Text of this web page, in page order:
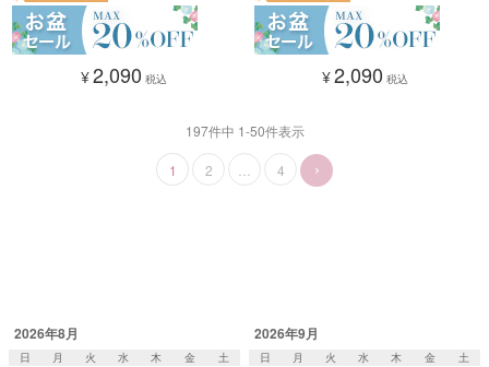
¥2,090 税込
ト)(A～F/65～80)
¥2,090 税込
197件中 1-50件表示
1 2 4
2026年8月
日 月 火 水 木 金
土
2026年9月
日 月 火 水 木 金
土